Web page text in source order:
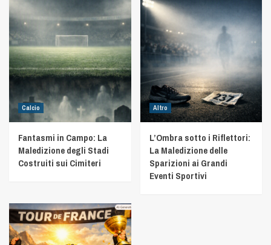
Calcio
Fantasmi in Campo: La
Maledizione degli Stadi
Costruiti sui Cimiteri
Altro
L’Ombra sotto i Riflettori:
La Maledizione delle
Sparizioni ai Grandi
Eventi Sportivi